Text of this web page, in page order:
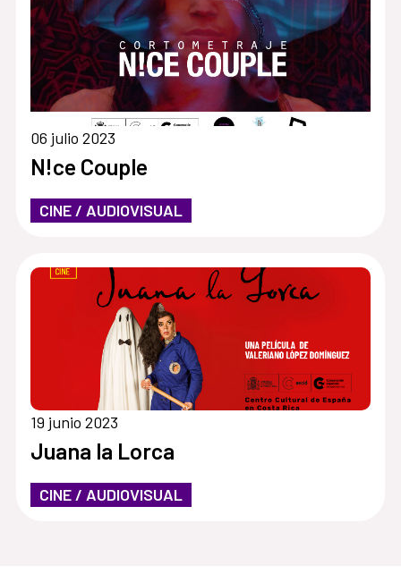
06 julio 2023
N!ce Couple
CINE / AUDIOVISUAL
19 junio 2023
Juana la Lorca
CINE / AUDIOVISUAL